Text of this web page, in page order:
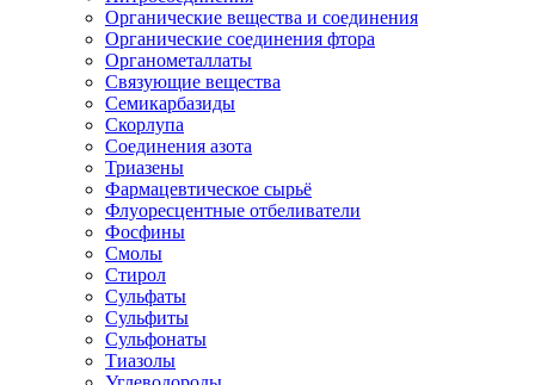
Органические вещества и соединения
Органические соединения фтора
Органометаллаты
Связующие вещества
Семикарбазиды
Скорлупа
Соединения азота
Триазены
Фармацевтическое сырьё
Флуоресцентные отбеливатели
Фосфины
Смолы
Стирол
Сульфаты
Сульфиты
Сульфонаты
Тиазолы